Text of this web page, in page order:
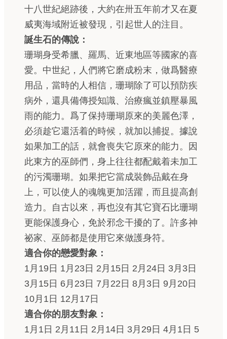
十八世紀絕跡後，大約在卅五年前才又在夏
威夷海域附近被發現，引起世人的注目。
誕生石的傳說：
珊瑚身受希臘、羅馬、近東地區等國家的喜
愛。中世紀，人們將它磨成粉末，做爲醫療
用品，當時的人相信，珊瑚除了可以預防疾
病外，還具備傳授知識、治療瘋並鎮壓暴風
雨的能力。爲了保持珊瑚原來的美麗色澤，
必須趁它還活着的時候，就加以捕捉。據說
如果加工的話，就會喪失它原來的能力。因
此東方的巫師們，身上往往都配戴着未加工
的污濁珊瑚。如果把它當成裝飾品戴在身
上，可以使人的魂魄更加活躍，而且提高創
造力。自古以來，再也沒有其它寶石比珊瑚
更能保護身心，免於邪念干擾的了。許多神
祕家、巫師都是使用它來做護身符。
適合你的戀愛對象：
1月19日 1月23日 2月15日 2月24日 3月3日
3月15日 6月23日 7月22日 8月3日 9月20日
10月1日 12月17日
適合你的朋友對象：
1月1日 2月11日 2月14日 3月29日 4月1日 5